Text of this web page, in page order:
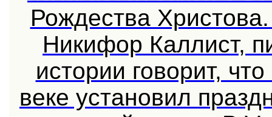
Рождества
Никифор Каллист,
истории говорит,
веке установил